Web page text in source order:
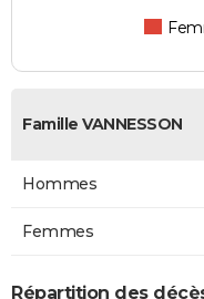
Famille VANNESSON
Hommes
Femmes
Répartition des